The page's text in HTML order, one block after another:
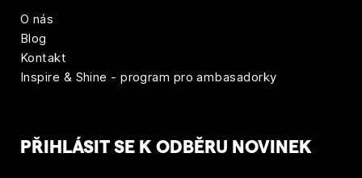
O nás
Blog
Kontakt
Inspire & Shine - program pro ambasadorky
PŘIHLÁSIT SE K ODBĚRU NOVINEK